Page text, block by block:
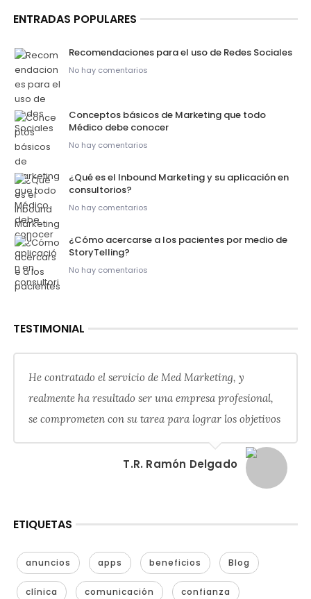
ENTRADAS POPULARES
Recomendaciones para el uso de Redes Sociales
No hay comentarios
Conceptos básicos de Marketing que todo
Médico debe conocer
No hay comentarios
¿Qué es el Inbound Marketing y su aplicación en
consultorios?
No hay comentarios
¿Cómo acercarse a los pacientes por medio de
StoryTelling?
No hay comentarios
TESTIMONIAL
He contratado el servicio de Med Marketing, y
realmente ha resultado ser una empresa profesional,
se comprometen con su tarea para lograr los objetivos
T.R. Ramón Delgado
ETIQUETAS
anuncios apps beneficios Blog
clínica comunicación confianza